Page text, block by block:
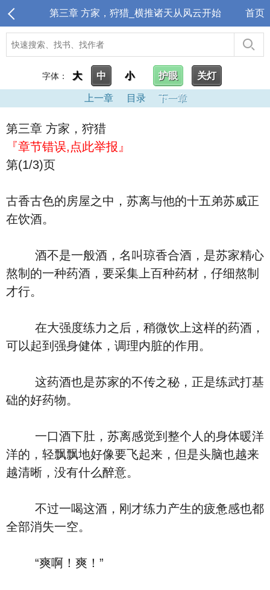
第三章 方家，狩猎_横推诸天从风云开始 首页
字体： 大 中 小 护眼 关灯
上一章 目录 下一章
第三章 方家，狩猎
『章节错误,点此举报』
第(1/3)页
古香古色的房屋之中，苏离与他的十五弟苏威正
在饮酒。
酒不是一般酒，名叫琼香合酒，是苏家精心
熬制的一种药酒，要采集上百种药材，仔细熬制
才行。
在大强度练力之后，稍微饮上这样的药酒，
可以起到强身健体，调理内脏的作用。
这药酒也是苏家的不传之秘，正是练武打基
础的好药物。
一口酒下肚，苏离感觉到整个人的身体暖洋
洋的，轻飘飘地好像要飞起来，但是头脑也越来
越清晰，没有什么醉意。
不过一喝这酒，刚才练力产生的疲惫感也都
全部消失一空。
“爽啊！爽！”